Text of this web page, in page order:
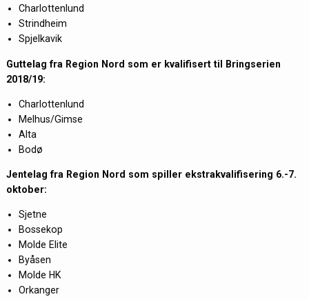
Charlottenlund
Strindheim
Spjelkavik
Guttelag fra Region Nord som er kvalifisert til Bringserien
2018/19:
Charlottenlund
Melhus/Gimse
Alta
Bodø
Jentelagfra Region Nord som spiller ekstrakvalifisering 6.-7.
oktober:
Sjetne
Bossekop
Molde Elite
Byåsen
Molde HK
Orkanger